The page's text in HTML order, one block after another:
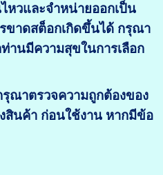
หวและจำหน่ายออกเป็น
ขาดสต็อกเกิดขึ้นได้ กรุณา
านมีความสุขในการเลือก
ณาตรวจความถูกต้องของ
สินค้า ก่อนใช้งาน หากมีข้อ